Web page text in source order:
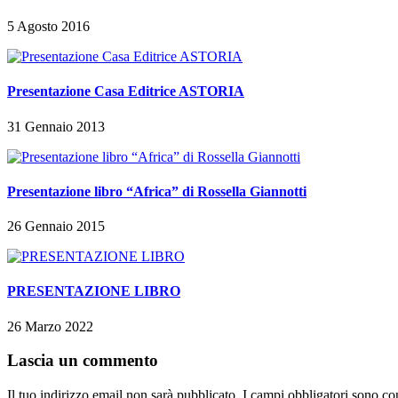
5 Agosto 2016
Presentazione Casa Editrice ASTORIA
31 Gennaio 2013
Presentazione libro “Africa” di Rossella Giannotti
26 Gennaio 2015
PRESENTAZIONE LIBRO
26 Marzo 2022
Lascia un commento
Il tuo indirizzo email non sarà pubblicato. I campi obbligatori sono